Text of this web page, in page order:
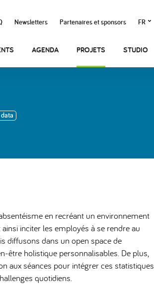
Newsletters Partenaires et sponsors FR
AGENDA PROJETS STUDIO
en recréant un environnement
inciter les employés à se rendre au
diffusons dans un open space de
être holistique personnalisables. De plus,
aux séances pour intégrer ces statistiques
quotidiens.